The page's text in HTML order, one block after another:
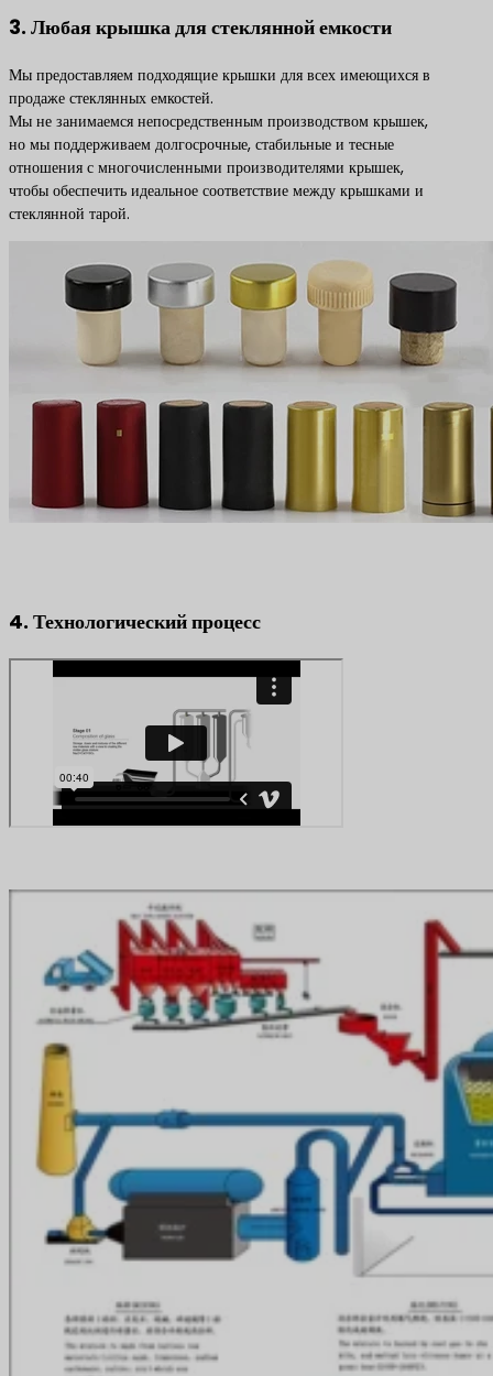
3. Любая крышка для стеклянной емкости
Мы предоставляем подходящие крышки для всех имеющихся в
продаже стеклянных емкостей.
Мы не занимаемся непосредственным производством крышек,
но мы поддерживаем долгосрочные, стабильные и тесные
отношения с многочисленными производителями крышек,
чтобы обеспечить идеальное соответствие между крышками и
стеклянной тарой.
4. Технологический процесс